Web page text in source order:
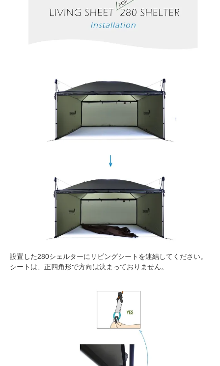
設置した280シェルターにリビングシートを連結してください。
シートは、正四角形で方向は決まっておりません。